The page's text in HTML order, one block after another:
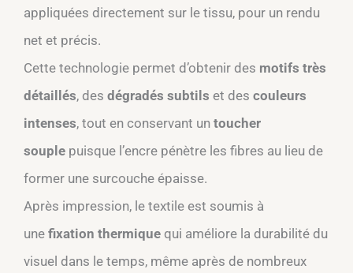
appliquées directement sur le tissu, pour un rendu
net et précis.​
Cette technologie permet d’obtenir des motifs très
détaillés, des dégradés subtils et des couleurs
intenses, tout en conservant un toucher
souple puisque l’encre pénètre les fibres au lieu de
former une surcouche épaisse.​
Après impression, le textile est soumis à
une fixation thermique qui améliore la durabilité du
visuel dans le temps, même après de nombreux